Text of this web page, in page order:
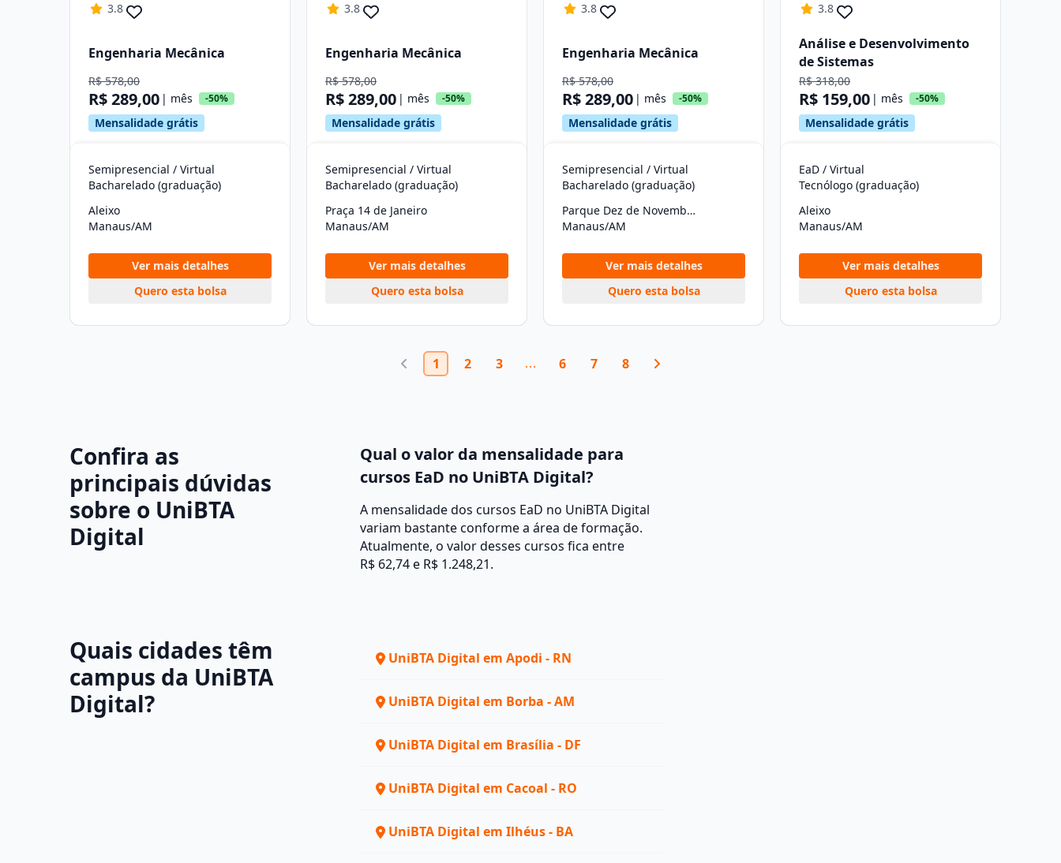
3.8
Engenharia Mecânica
R$ 578,00
R$ 289,00 | mês -50%
Mensalidade grátis
Semipresencial / Virtual
Bacharelado (graduação)
Aleixo
Manaus/AM
Ver mais detalhes
Quero esta bolsa
3.8
Engenharia Mecânica
R$ 578,00
R$ 289,00 | mês -50%
Mensalidade grátis
Semipresencial / Virtual
Bacharelado (graduação)
Praça 14 de Janeiro
Manaus/AM
Ver mais detalhes
Quero esta bolsa
3.8
Engenharia Mecânica
R$ 578,00
R$ 289,00 | mês -50%
Mensalidade grátis
Semipresencial / Virtual
Bacharelado (graduação)
Parque Dez de Novembro
Manaus/AM
Ver mais detalhes
Quero esta bolsa
3.8
Análise e Desenvolvimento
de Sistemas
R$ 318,00
R$ 159,00 | mês -50%
Mensalidade grátis
EaD / Virtual
Tecnólogo (graduação)
Aleixo
Manaus/AM
Ver mais detalhes
Quero esta bolsa
1 2 3 6 7 8
Confira as
principais dúvidas
sobre o UniBTA
Digital
Qual o valor da mensalidade para
cursos EaD no UniBTA Digital?
A mensalidade dos cursos EaD no UniBTA Digital
variam bastante conforme a área de formação.
Atualmente, o valor desses cursos fica entre
R$ 62,74 e R$ 1.248,21.
Quais cidades têm
campus da UniBTA
Digital?
UniBTA Digital em Apodi - RN
UniBTA Digital em Borba - AM
UniBTA Digital em Brasília - DF
UniBTA Digital em Cacoal - RO
UniBTA Digital em Ilhéus - BA